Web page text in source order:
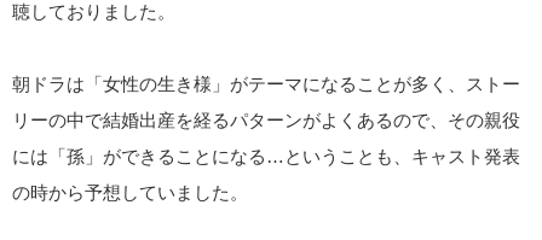
聴しておりました。
朝ドラは「女性の生き様」がテーマになることが多く、ストー
リーの中で結婚出産を経るパターンがよくあるので、その親役
には「孫」ができることになる…ということも、キャスト発表
の時から予想していました。